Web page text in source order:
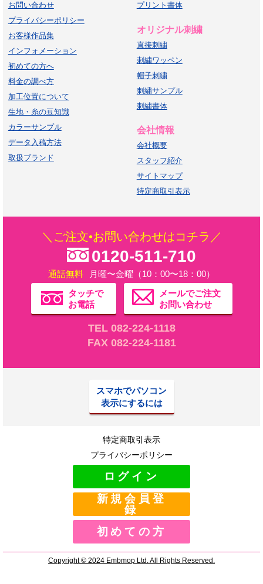
お問い合わせ
プライバシーポリシー
お客様作品集
インフォメーション
初めての方へ
料金の調べ方
加工位置について
生地・糸の豆知識
カラーサンプル
データ入稿方法
取扱ブランド
プリント書体
オリジナル刺繍
直接刺繍
刺繍ワッペン
帽子刺繍
刺繍サンプル
刺繍書体
会社情報
会社概要
スタッフ紹介
サイトマップ
特定商取引表示
＼ご注文•お問い合わせはコチラ／
0120-511-710
通話無料
月曜〜金曜（10：00〜18：00）
タッチで
お電話
メールでご注文
お問い合わせ
TEL 082-224-1118
FAX 082-224-1181
スマホでパソコン
表示にするには
特定商取引表示
プライバシーポリシー
ログイン
新規会員登
録
初めての方
Copyright © 2024 Embmop Ltd. All Rights Reserved.